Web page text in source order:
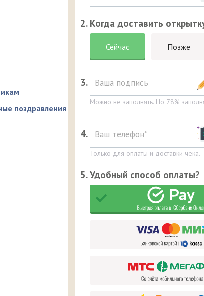
поздравления
2. Когда доставить
Сейчас Позже
3.
Можно не заполнять. Но 78%
4.
Только для оплаты и доставки чека.
5. Удобный способ оплаты?